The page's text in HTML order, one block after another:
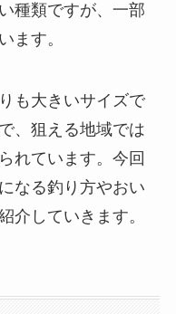
種類ですが、一部
ます。
も大きいサイズで
、狙える地域では
れています。今回
なる釣り方やおい
介していきます。